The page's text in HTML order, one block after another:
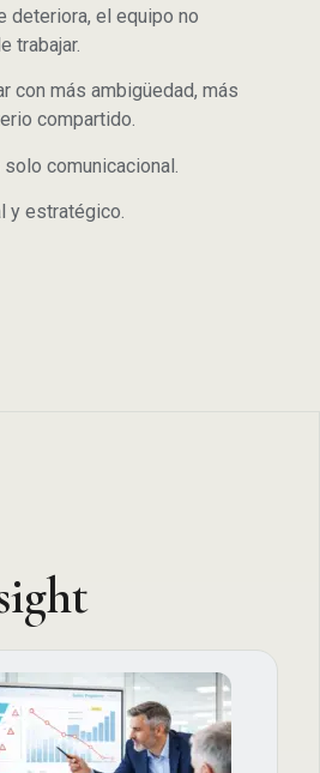
deteriora, el equipo no
trabajar.
con más ambigüedad, más
compartido.
comunicacional.
y estratégico.